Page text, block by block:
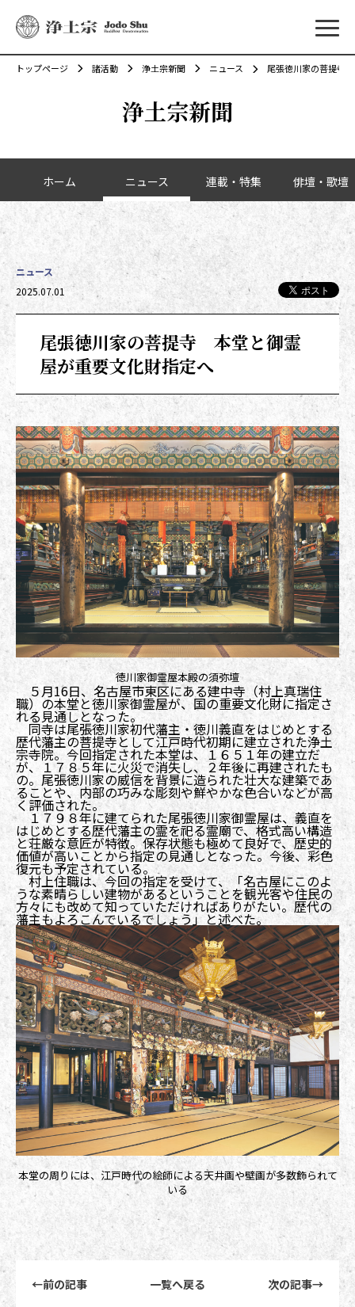
メ
浄土宗新聞
トップページ 諸活動 浄土宗新聞 ニュース 尾張徳川家の菩提寺
カテゴリーナビゲーション
ホーム ニュース 連載・特集 俳壇・歌壇
尾張徳川家の菩提寺 本堂と御霊
屋が重要文化財指定へ
ニュース
投稿日時
2025.07.01
徳川家御霊屋本殿の須弥壇
５月16日、名古屋市東区にある建中寺（村上真瑞住
職）の本堂と徳川家御霊屋が、国の重要文化財に指定さ
れる見通しとなった。
同寺は尾張徳川家初代藩主・徳川義直をはじめとする
歴代藩主の菩提寺として江戸時代初期に建立された浄土
宗寺院。今回指定された本堂は、１６５１年の建立だ
が、１７８５年に火災で消失し、２年後に再建されたも
の。尾張徳川家の威信を背景に造られた壮大な建築であ
ることや、内部の巧みな彫刻や鮮やかな色合いなどが高
く評価された。
１７９８年に建てられた尾張徳川家御霊屋は、義直を
はじめとする歴代藩主の霊を祀る霊廟で、格式高い構造
と荘厳な意匠が特徴。保存状態も極めて良好で、歴史的
価値が高いことから指定の見通しとなった。今後、彩色
復元も予定されている。
村上住職は、今回の指定を受けて、「名古屋にこのよ
うな素晴らしい建物があるということを観光客や住民の
方々にも改めて知っていただければありがたい。歴代の
藩主もよろこんでいるでしょう」と述べた。
本堂の周りには、江戸時代の絵師による天井画や壁画が多数飾られて
いる
←前の記事 一覧へ戻る 次の記事→